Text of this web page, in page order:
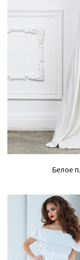
Белое